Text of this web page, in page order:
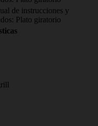
de instrucciones y
Plato giratorio